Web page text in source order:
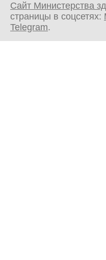
Сайт Министерства
страницы в соцсетях:
Telegram.